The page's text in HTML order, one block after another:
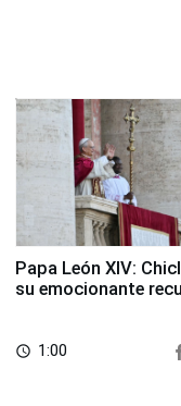
Papa León XIV:
su emocionante
access_time 1:00